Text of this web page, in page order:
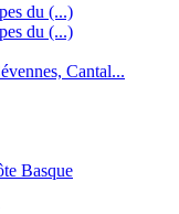
du (...)
du (...)
Cantal...
Basque